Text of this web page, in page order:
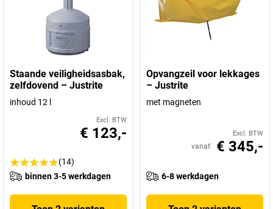
Staande veiligheidsasbak,
zelfdovend – Justrite
inhoud 12 l
Excl. BTW
€ 123,-
(14)
binnen 3-5 werkdagen
Opvangzeil voor lekkages
– Justrite
met magneten
Excl. BTW
vanaf € 345,-
6-8 werkdagen